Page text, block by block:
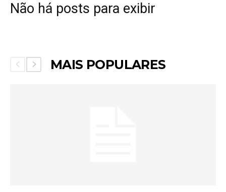
Não há posts para exibir
MAIS POPULARES